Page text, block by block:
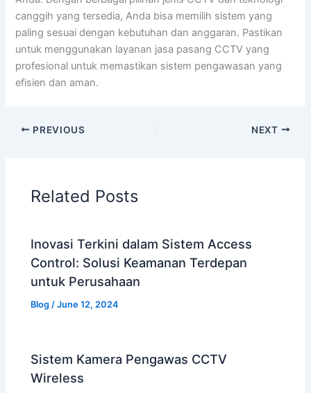
canggih yang tersedia, Anda bisa memilih sistem yang
paling sesuai dengan kebutuhan dan anggaran. Pastikan
untuk menggunakan layanan jasa pasang CCTV yang
profesional untuk memastikan sistem pengawasan yang
efisien dan aman.
PREVIOUS NEXT
Related Posts
Inovasi Terkini dalam Sistem Access
Control: Solusi Keamanan Terdepan
untuk Perusahaan
Blog /June 12, 2024
Sistem Kamera Pengawas CCTV
Wireless